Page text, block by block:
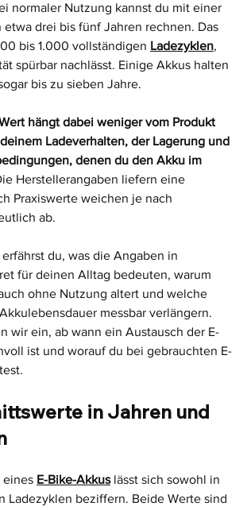
normaler Nutzung kannst du mit einer
etwa drei bis fünf Jahren rechnen. Das
bis 1.000 vollständigen Ladezyklen,
spürbar nachlässt. Einige Akkus halten
bis zu sieben Jahre.
hängt dabei weniger vom Produkt
Ladeverhalten, der Lagerung und
denen du den Akku im
Herstellerangaben liefern eine
Praxiswerte weichen je nach
ab.
du, was die Angaben in
für deinen Alltag bedeuten, warum
ohne Nutzung altert und welche
messbar verlängern.
wir ein, ab wann ein Austausch der E-
ist und worauf du bei gebrauchten E-
in Jahren und
eines E-Bike-Akkus lässt sich sowohl in
Ladezyklen beziffern. Beide Werte sind